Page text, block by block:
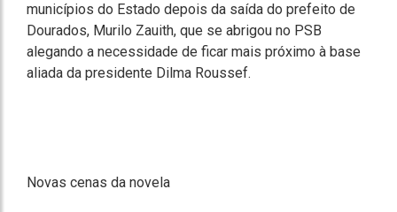
municípios do Estado depois da saída do prefeito de
Dourados, Murilo Zauith, que se abrigou no PSB
alegando a necessidade de ficar mais próximo à base
aliada da presidente Dilma Roussef.
Novas cenas da novela